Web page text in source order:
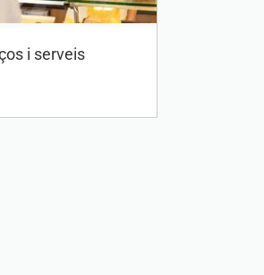
i serveis